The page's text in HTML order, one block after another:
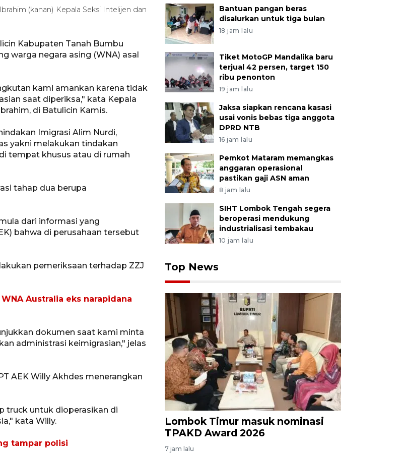
(kanan) Kepala Seksi Intelijen dan
Kabupaten Tanah Bumbu
warga negara asing (WNA) asal
kami amankan karena tidak
saat diperiksa," kata Kepala
di Batulicin Kamis.
Imigrasi Alim Nurdi,
yakni melakukan tindakan
tempat khusus atau di rumah
tahap dua berupa
dari informasi yang
bahwa di perusahaan tersebut
pemeriksaan terhadap ZZJ
Australia eks narapidana
dokumen saat kami minta
administrasi keimigrasian," jelas
AEK Willy Akhdes menerangkan
truck untuk dioperasikan di
kata Willy.
tampar polisi
Bantuan pangan beras
disalurkan untuk tiga bulan
18 jam lalu
Tiket MotoGP Mandalika baru
terjual 42 persen, target 150
ribu penonton
19 jam lalu
Jaksa siapkan rencana kasasi
usai vonis bebas tiga anggota
DPRD NTB
16 jam lalu
Pemkot Mataram memangkas
anggaran operasional
pastikan gaji ASN aman
8 jam lalu
SIHT Lombok Tengah segera
beroperasi mendukung
industrialisasi tembakau
10 jam lalu
Top News
Lombok Timur masuk nominasi
TPAKD Award 2026
7 jam lalu